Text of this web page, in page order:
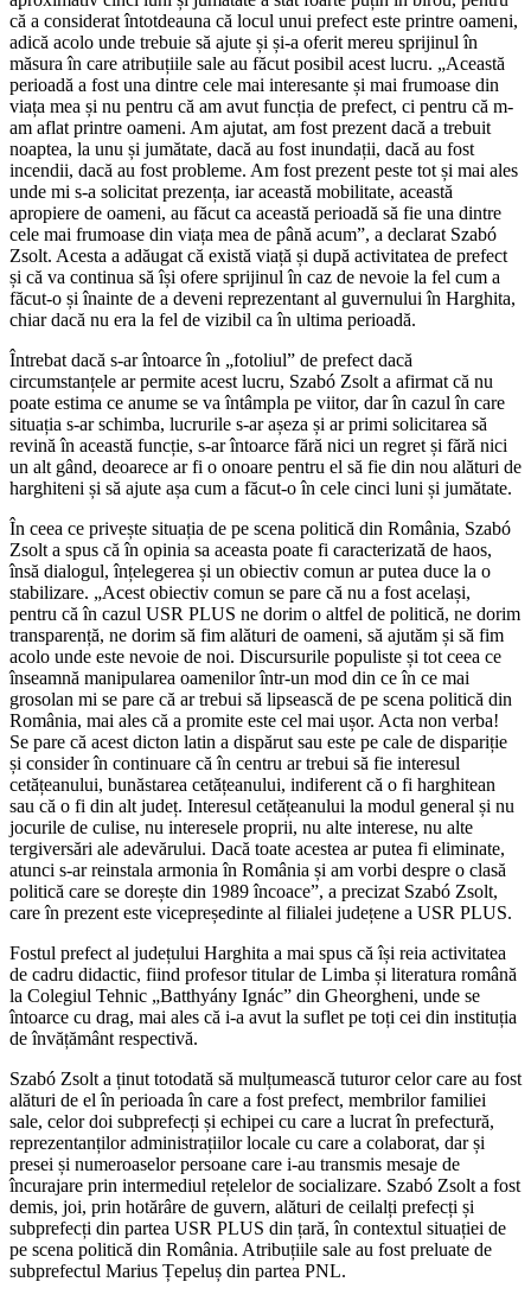
că a considerat întotdeauna că locul unui prefect este printre oameni,
adică acolo unde trebuie să ajute și și-a oferit mereu sprijinul în
măsura în care atribuțiile sale au făcut posibil acest lucru. „Această
perioadă a fost una dintre cele mai interesante și mai frumoase din
viața mea și nu pentru că am avut funcția de prefect, ci pentru că m-
am aflat printre oameni. Am ajutat, am fost prezent dacă a trebuit
noaptea, la unu și jumătate, dacă au fost inundații, dacă au fost
incendii, dacă au fost probleme. Am fost prezent peste tot și mai ales
unde mi s-a solicitat prezența, iar această mobilitate, această
apropiere de oameni, au făcut ca această perioadă să fie una dintre
cele mai frumoase din viața mea de până acum”, a declarat Szabó
Zsolt. Acesta a adăugat că există viață și după activitatea de prefect
și că va continua să își ofere sprijinul în caz de nevoie la fel cum a
făcut-o și înainte de a deveni reprezentant al guvernului în Harghita,
chiar dacă nu era la fel de vizibil ca în ultima perioadă.
Întrebat dacă s-ar întoarce în „fotoliul” de prefect dacă
circumstanțele ar permite acest lucru, Szabó Zsolt a afirmat că nu
poate estima ce anume se va întâmpla pe viitor, dar în cazul în care
situația s-ar schimba, lucrurile s-ar așeza și ar primi solicitarea să
revină în această funcție, s-ar întoarce fără nici un regret și fără nici
un alt gând, deoarece ar fi o onoare pentru el să fie din nou alături de
harghiteni și să ajute așa cum a făcut-o în cele cinci luni și jumătate.
În ceea ce privește situația de pe scena politică din România, Szabó
Zsolt a spus că în opinia sa aceasta poate fi caracterizată de haos,
însă dialogul, înțelegerea și un obiectiv comun ar putea duce la o
stabilizare. „Acest obiectiv comun se pare că nu a fost același,
pentru că în cazul USR PLUS ne dorim o altfel de politică, ne dorim
transparență, ne dorim să fim alături de oameni, să ajutăm și să fim
acolo unde este nevoie de noi. Discursurile populiste și tot ceea ce
înseamnă manipularea oamenilor într-un mod din ce în ce mai
grosolan mi se pare că ar trebui să lipsească de pe scena politică din
România, mai ales că a promite este cel mai ușor. Acta non verba!
Se pare că acest dicton latin a dispărut sau este pe cale de dispariție
și consider în continuare că în centru ar trebui să fie interesul
cetățeanului, bunăstarea cetățeanului, indiferent că o fi harghitean
sau că o fi din alt județ. Interesul cetățeanului la modul general și nu
jocurile de culise, nu interesele proprii, nu alte interese, nu alte
tergiversări ale adevărului. Dacă toate acestea ar putea fi eliminate,
atunci s-ar reinstala armonia în România și am vorbi despre o clasă
politică care se dorește din 1989 încoace”, a precizat Szabó Zsolt,
care în prezent este vicepreședinte al filialei județene a USR PLUS.
Fostul prefect al județului Harghita a mai spus că își reia activitatea
de cadru didactic, fiind profesor titular de Limba și literatura română
la Colegiul Tehnic „Batthyány Ignác” din Gheorgheni, unde se
întoarce cu drag, mai ales că i-a avut la suflet pe toți cei din instituția
de învățământ respectivă.
Szabó Zsolt a ținut totodată să mulțumească tuturor celor care au fost
alături de el în perioada în care a fost prefect, membrilor familiei
sale, celor doi subprefecți și echipei cu care a lucrat în prefectură,
reprezentanților administrațiilor locale cu care a colaborat, dar și
presei și numeroaselor persoane care i-au transmis mesaje de
încurajare prin intermediul rețelelor de socializare. Szabó Zsolt a fost
demis, joi, prin hotărâre de guvern, alături de ceilalți prefecți și
subprefecți din partea USR PLUS din țară, în contextul situației de
pe scena politică din România. Atribuțiile sale au fost preluate de
subprefectul Marius Țepeluș din partea PNL.